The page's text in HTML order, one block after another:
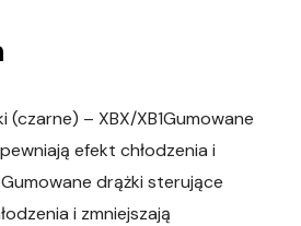
– XBX/XB1Gumowane
efekt chłodzenia i
drążki sterujące
i zmniejszają